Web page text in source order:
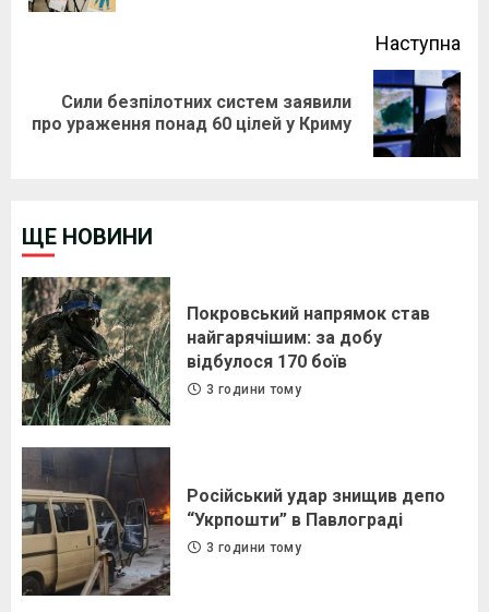
Наступна
Next
post:
Сили безпілотних систем заявили
про ураження понад 60 цілей у Криму
ЩЕ НОВИНИ
Покровський напрямок став
найгарячішим: за добу
відбулося 170 боїв
3 години тому
Російський удар знищив депо
“Укрпошти” в Павлограді
3 години тому